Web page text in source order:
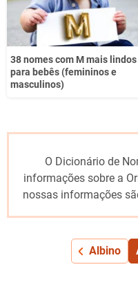
38 nomes com M mais lindos
para bebês (femininos e
masculinos)
O Dicionário de
informações sobre a
nossas informações
Albino